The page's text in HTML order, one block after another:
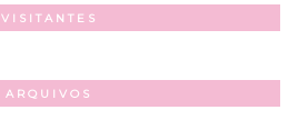
VISITANTES
ARQUIVOS